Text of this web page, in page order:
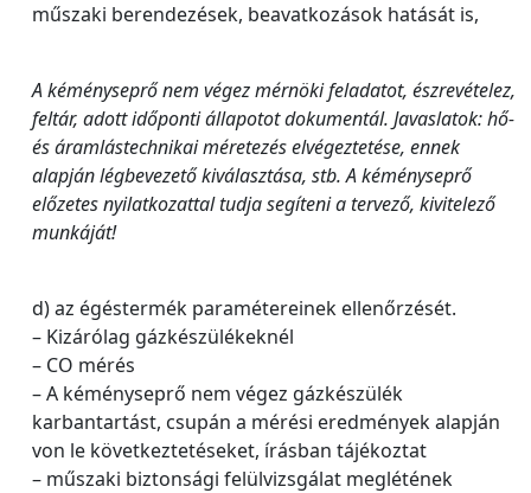
műszaki berendezések, beavatkozások hatását is,
A kéményseprő nem végez mérnöki feladatot, észrevételez,
feltár, adott időponti állapotot dokumentál. Javaslatok: hő-
és áramlástechnikai méretezés elvégeztetése, ennek
alapján légbevezető kiválasztása, stb. A kéményseprő
előzetes nyilatkozattal tudja segíteni a tervező, kivitelező
munkáját!
d) az égéstermék paramétereinek ellenőrzését.
– Kizárólag gázkészülékeknél
– CO mérés
– A kéményseprő nem végez gázkészülék
karbantartást, csupán a mérési eredmények alapján
von le következtetéseket, írásban tájékoztat
– műszaki biztonsági felülvizsgálat meglétének